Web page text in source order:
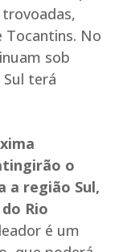
Tocantins. No
sob
terá
o
a região Sul,
Rio
é um